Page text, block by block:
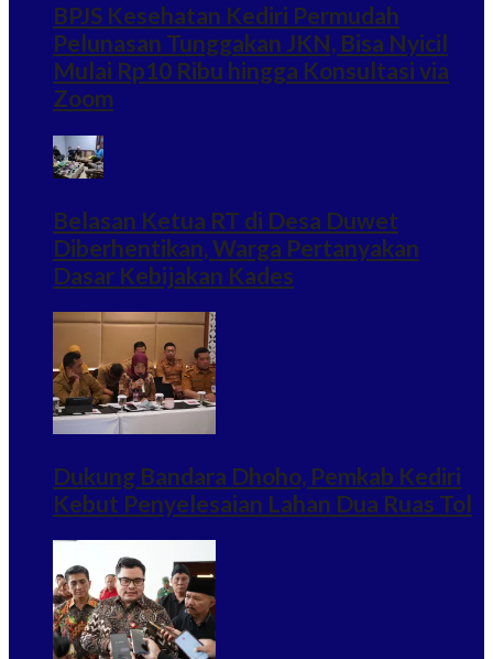
BPJS Kesehatan Kediri Permudah
Pelunasan Tunggakan JKN, Bisa Nyicil
Mulai Rp10 Ribu hingga Konsultasi via
Zoom
Belasan Ketua RT di Desa Duwet
Diberhentikan, Warga Pertanyakan
Dasar Kebijakan Kades
Dukung Bandara Dhoho, Pemkab Kediri
Kebut Penyelesaian Lahan Dua Ruas Tol